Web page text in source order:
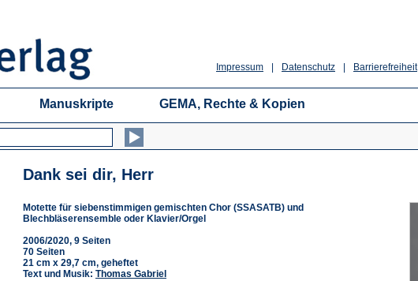
Barrierefreiheit
Datenschutz
Impressum
Manuskripte GEMA, Rechte & Kopien
Dank sei dir, Herr
Motette für siebenstimmigen gemischten Chor (SSASATB) und
Blechbläserensemble oder Klavier/Orgel
2006/2020, 9 Seiten
70 Seiten
21 cm x 29,7 cm, geheftet
Text und Musik: Thomas Gabriel